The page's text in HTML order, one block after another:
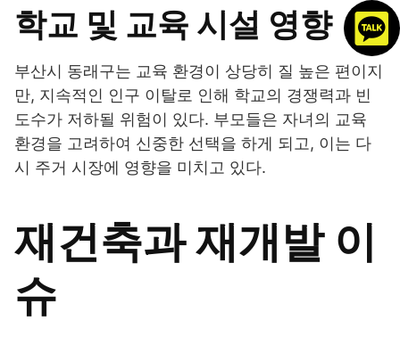
학교 및 교육 시설 영향
부산시 동래구는 교육 환경이 상당히 질 높은 편이지
만, 지속적인 인구 이탈로 인해 학교의 경쟁력과 빈
도수가 저하될 위험이 있다. 부모들은 자녀의 교육
환경을 고려하여 신중한 선택을 하게 되고, 이는 다
시 주거 시장에 영향을 미치고 있다.
재건축과 재개발 이
슈